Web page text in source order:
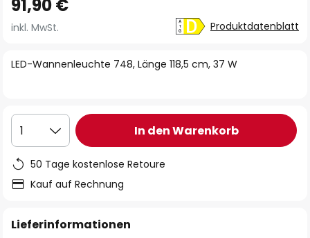
Anfang
der
springen
LED-Wannenleuchte 748, Länge 118,5 cm, 37 W
91,90 €
inkl. MwSt. Produktdatenblatt
1 In den Warenkorb
50 Tage kostenlose Retoure
Kauf auf Rechnung
Lieferinformationen